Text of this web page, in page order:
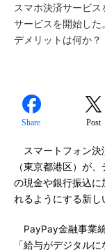
スマホ決済サービ
サービスを開始した
デメリットは何か？
Share Post
スマートフォン決
（東京都港区）が
の現金や銀行振込
れるようにする新し
PayPay金融事業
「給与がデジタル